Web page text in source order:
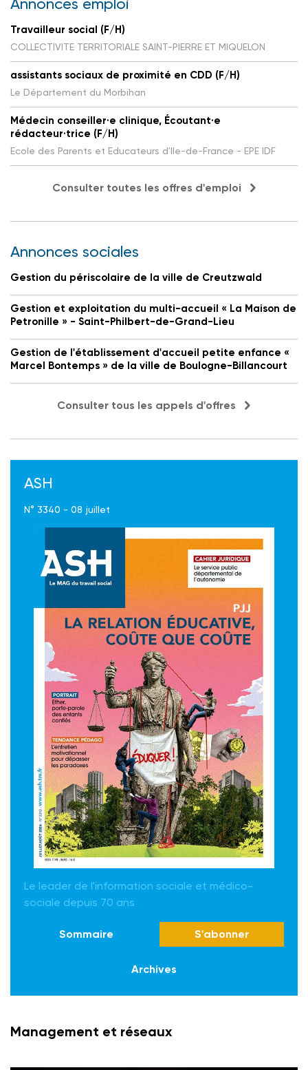
Annonces emploi
Travailleur social (F/H)
COLLECTIVITE TERRITORIALE SAINT-PIERRE ET MIQUELON
assistants sociaux de proximité en CDD (F/H)
Le Département du Morbihan
Médecin conseiller·e clinique, Écoutant·e
rédacteur·trice (F/H)
Ecole des Parents et Educateurs d'Ile-de-France - EPE IDF
Consulter toutes les offres d'emploi
Annonces sociales
Gestion du périscolaire de la ville de Creutzwald
Gestion et exploitation du multi-accueil « La Maison de
Petronille » - Saint-Philbert-de-Grand-Lieu
Gestion de l'établissement d'accueil petite enfance «
Marcel Bontemps » de la ville de Boulogne-Billancourt
Consulter tous les appels d'offres
ASH
N° 3340 - 08 juillet
Le leader de l'information sociale et médico-
sociale depuis 70 ans
Sommaire S'abonner
Archives
Management et réseaux